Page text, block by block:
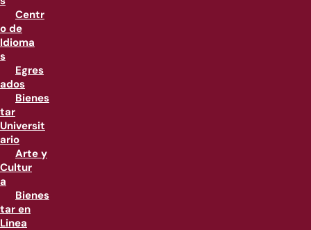
Centr
o de
Idioma
s
Egres
ados
Bienes
tar
Universit
ario
Arte y
Cultur
a
Bienes
tar en
Linea